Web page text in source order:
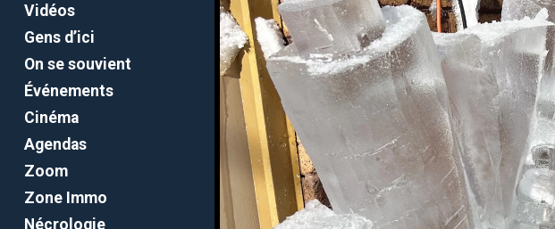
Vidéos
Gens d’ici
On se souvient
Événements
Cinéma
Agendas
Zoom
Zone Immo
Nécrologie